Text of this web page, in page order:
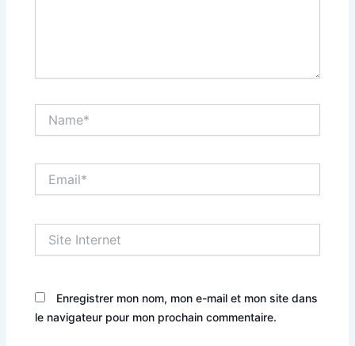
Internet
Enregistrer mon nom, mon e-mail et mon site dans
le navigateur pour mon prochain commentaire.